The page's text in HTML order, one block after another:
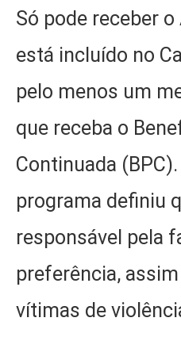
Só pode receber
está incluído no
pelo menos um
que receba o
Continuada
programa definiu
responsável pela
preferência,
vítimas de